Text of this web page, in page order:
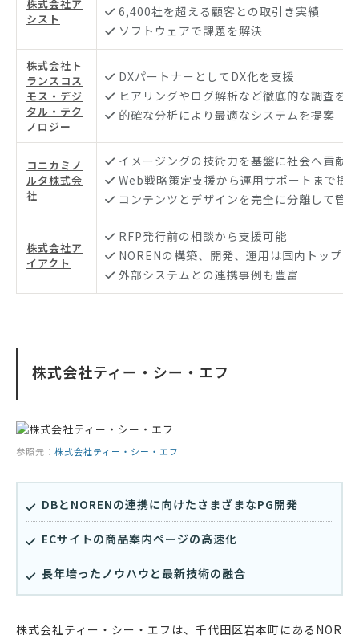
株式会社ア
シスト
6,400社を超える顧客との取引き実績
ソフトウェアで課題を解決
株式会社ト
ランスコス
モス・デジ
タル・テク
ノロジー
DXパートナーとしてDX化を支援
ヒアリングやログ解析など徹底的な調査を
的確な分析により最適なシステムを提案
コニカミノ
ルタ株式会
社
イメージングの技術力を基盤に社会へ貢献
Web戦略策定支援から運用サポートまで提
コンテンツとデザインを完全に分離して管理
株式会社ア
イアクト
RFP発行前の相談から支援可能
NORENの構築、開発、運用は国内トップレ
外部システムとの連携事例も豊富
株式会社ティー・シー・エフ
参照元： 株式会社ティー・シー・エフ
DBとNORENの連携に向けたさまざまなPG開発
ECサイトの商品案内ページの高速化
長年培ったノウハウと最新技術の融合
株式会社ティー・シー・エフは、千代田区岩本町にあるNOR